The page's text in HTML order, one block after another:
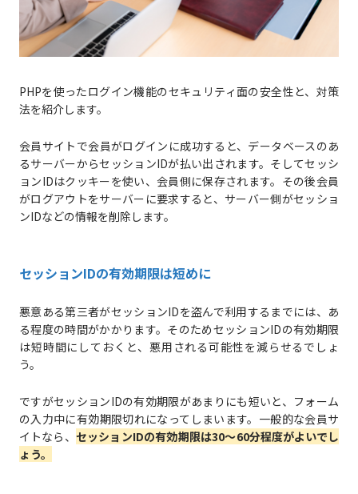
PHPを使ったログイン機能のセキュリティ面の安全性と、対策
法を紹介します。
会員サイトで会員がログインに成功すると、データベースのあ
るサーバーからセッションIDが払い出されます。そしてセッシ
ョンIDはクッキーを使い、会員側に保存されます。その後会員
がログアウトをサーバーに要求すると、サーバー側がセッショ
ンIDなどの情報を削除します。
セッションIDの有効期限は短めに
悪意ある第三者がセッションIDを盗んで利用するまでには、あ
る程度の時間がかかります。そのためセッションIDの有効期限
は短時間にしておくと、悪用される可能性を減らせるでしょ
う。
ですがセッションIDの有効期限があまりにも短いと、フォーム
の入力中に有効期限切れになってしまいます。一般的な会員サ
イトなら、 セッションIDの有効期限は30〜60分程度がよいでし
ょう。